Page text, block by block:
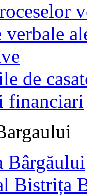
verbale
de
financiari
Bârgăului
Bistrița